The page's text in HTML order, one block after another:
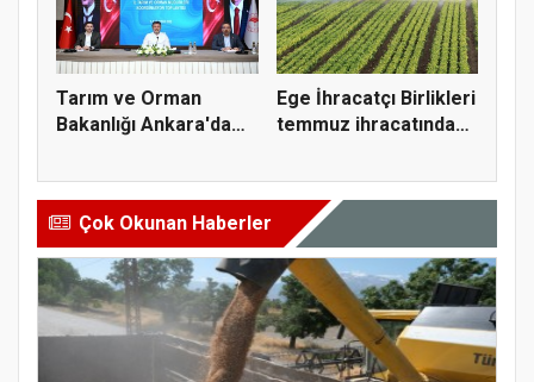
Tarım ve Orman
Bakanlığı Ankara'da
Ege İhracatçı Birlikleri
temmuz ihracatında
Çok Okunan Haberler